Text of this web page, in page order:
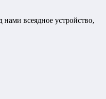
всеядное устройство,